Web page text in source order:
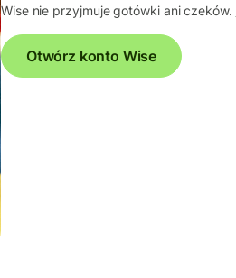
Wise nie przyjmuje gotówki ani czeków.
Otwórz konto Wise